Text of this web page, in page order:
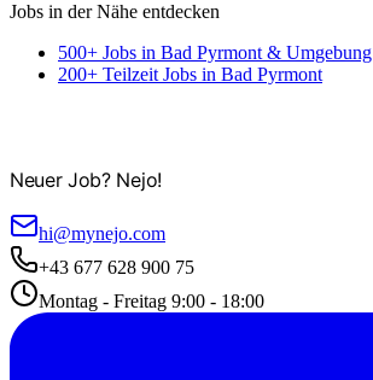
Jobs in der Nähe entdecken
500+ Jobs in Bad Pyrmont & Umgebung
200+ Teilzeit Jobs in Bad Pyrmont
Neuer Job? Nejo!
hi@mynejo.com
+43 677 628 900 75
Montag - Freitag 9:00 - 18:00